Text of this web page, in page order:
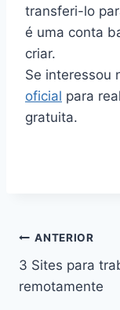
transferi-lo
é uma conta
criar.
Se interessou
oficial para
gratuita.
Navegação
de
Post
ANTERIOR
3 Sites para
remotamente